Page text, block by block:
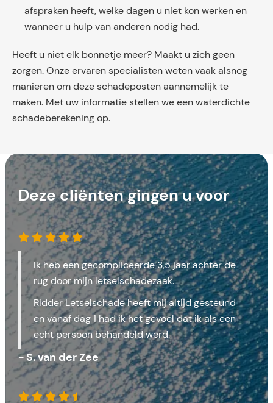
afspraken heeft, welke dagen u niet kon werken en
wanneer u hulp van anderen nodig had.
Heeft u niet elk bonnetje meer? Maakt u zich geen
zorgen. Onze ervaren specialisten weten vaak alsnog
manieren om deze schadeposten aannemelijk te
maken. Met uw informatie stellen we een waterdichte
schadeberekening op.
Deze cliënten gingen u voor
Ik heb een gecompliceerde 3,5 jaar achter de
rug door mijn letselschadezaak.
Ridder Letselschade heeft mij altijd gesteund
en vanaf dag 1 had ik het gevoel dat ik als een
echt persoon behandeld werd.
- S. van der Zee